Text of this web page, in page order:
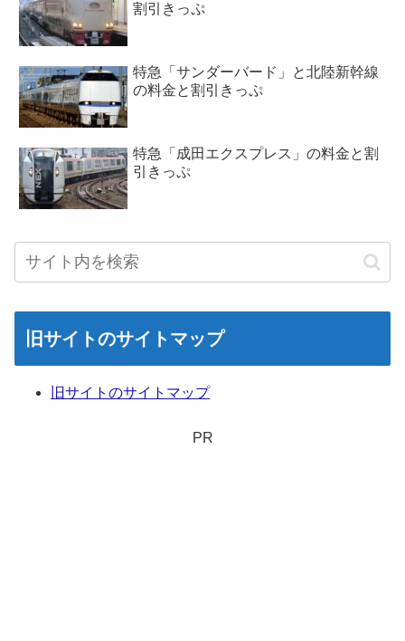
割引きっぷ
特急「サンダーバード」と北陸新幹線
の料金と割引きっぷ
特急「成田エクスプレス」の料金と割
引きっぷ
旧サイトのサイトマップ
旧サイトのサイトマップ
PR